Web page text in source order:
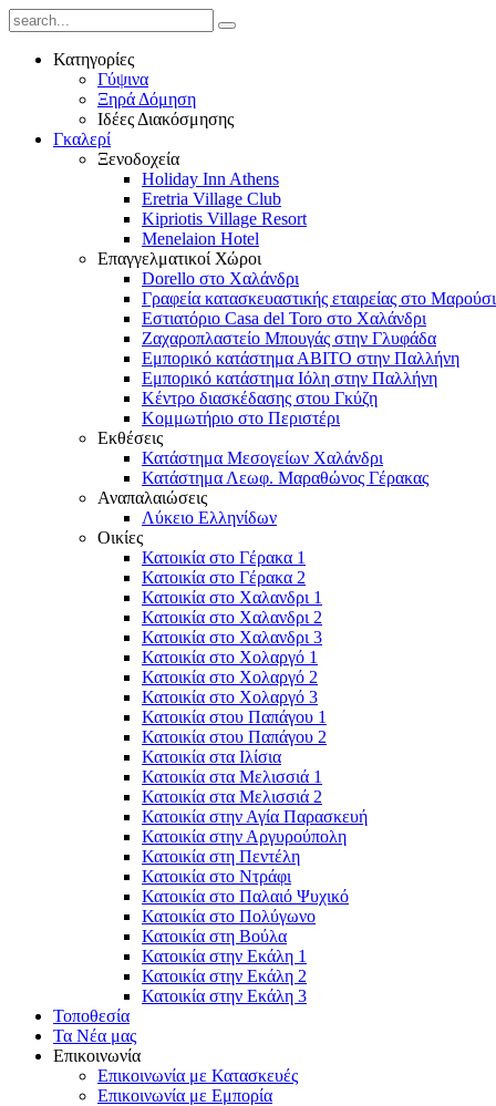
Κατηγορίες
Γύψινα
Ξηρά Δόμηση
Ιδέες Διακόσμησης
Γκαλερί
Ξενοδοχεία
Holiday Inn Athens
Eretria Village Club
Kipriotis Village Resort
Menelaion Hotel
Επαγγελματικοί Χώροι
Dorello στο Χαλάνδρι
Γραφεία κατασκευαστικής εταιρείας στο Μαρούσι
Εστιατόριο Casa del Toro στο Χαλάνδρι
Ζαχαροπλαστείο Μπουγάς στην Γλυφάδα
Εμπορικό κατάστημα ΑΒΙΤΟ στην Παλλήνη
Εμπορικό κατάστημα Ιόλη στην Παλλήνη
Κέντρο διασκέδασης στου Γκύζη
Κομμωτήριο στο Περιστέρι
Εκθέσεις
Κατάστημα Μεσογείων Χαλάνδρι
Κατάστημα Λεωφ. Μαραθώνος Γέρακας
Αναπαλαιώσεις
Λύκειο Ελληνίδων
Οικίες
Κατοικία στο Γέρακα 1
Κατοικία στο Γέρακα 2
Κατοικία στο Χαλανδρι 1
Κατοικία στο Χαλανδρι 2
Κατοικία στο Χαλανδρι 3
Κατοικία στο Χολαργό 1
Κατοικία στο Χολαργό 2
Κατοικία στο Χολαργό 3
Κατοικία στου Παπάγου 1
Κατοικία στου Παπάγου 2
Κατοικία στα Ιλίσια
Κατοικία στα Μελισσιά 1
Κατοικία στα Μελισσιά 2
Κατοικία στην Αγία Παρασκευή
Κατοικία στην Αργυρούπολη
Κατοικία στη Πεντέλη
Κατοικία στο Ντράφι
Κατοικία στο Παλαιό Ψυχικό
Κατοικία στο Πολύγωνο
Κατοικία στη Βούλα
Κατοικία στην Εκάλη 1
Κατοικία στην Εκάλη 2
Κατοικία στην Εκάλη 3
Τοποθεσία
Τα Νέα μας
Επικοινωνία
Επικοινωνία με Κατασκευές
Επικοινωνία με Εμπορία